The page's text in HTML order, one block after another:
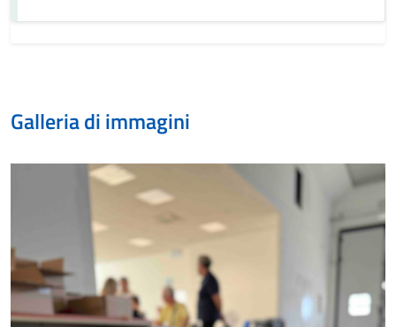
Galleria di immagini